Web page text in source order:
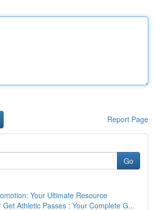
Report Page
Go
Your Ultimate Resource
Get Athletic Passes : Your Complete G...